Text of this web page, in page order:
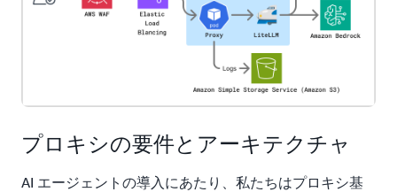
プロキシの要件とアーキテクチャ
AI エージェントの導入にあたり、私たちはプロキシ基